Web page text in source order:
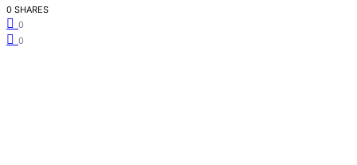
0 SHARES
0
0